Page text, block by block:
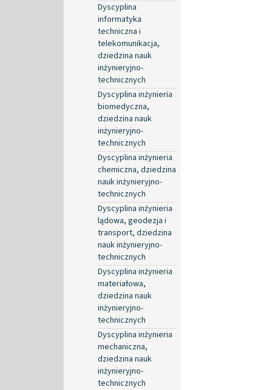
Dyscyplina
informatyka
techniczna i
telekomunikacja,
dziedzina nauk
inżynieryjno-
technicznych
Dyscyplina inżynieria
biomedyczna,
dziedzina nauk
inżynieryjno-
technicznych
Dyscyplina inżynieria
chemiczna, dziedzina
nauk inżynieryjno-
technicznych
Dyscyplina inżynieria
lądowa, geodezja i
transport, dziedzina
nauk inżynieryjno-
technicznych
Dyscyplina inżynieria
materiałowa,
dziedzina nauk
inżynieryjno-
technicznych
Dyscyplina inżynieria
mechaniczna,
dziedzina nauk
inżynieryjno-
technicznych